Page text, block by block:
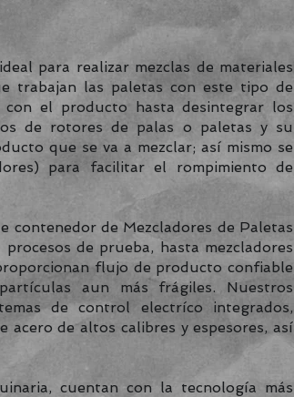
deal para realizar mezclas de materiales
trabajan las paletas con este tipo de
el producto hasta desintegrar los
de rotores de palas o paletas y su
que se va a mezclar; así mismo se
para facilitar el rompimiento de
de Mezcladores de Paletas
de prueba, hasta mezcladores
flujo de producto confiable
aun más frágiles. Nuestros
de control electríco integrados,
acero de altos calibres y espesores, así
cuentan con la tecnología más